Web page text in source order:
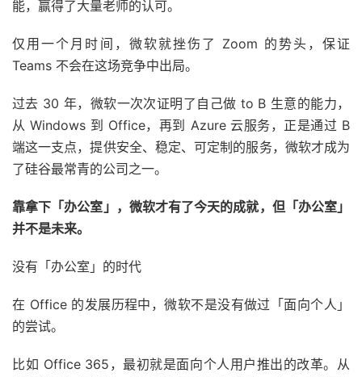
能，赢得了大量老师的认可。
仅用一个月时间，微软就挫伤了 Zoom 的势头，保证
Teams 不会在这场竞争中出局。
过去 30 年，微软一次次证明了自己做 to B 生意的能力，
从 Windows 到 Office，再到 Azure 云服务，正是通过 B
端这一支点，提供安全、稳定、可定制的服务，微软才成为
了硅谷最常青的公司之一。
靠拿下「办公室」，微软才有了今天的成就，但「办公室」
并不是未来。
没有「办公室」的时代
在 Office 的发展历程中，微软不是没有做过「面向个人」
的尝试。
比如 Office 365，最初就是面向个人用户推出的改革。从